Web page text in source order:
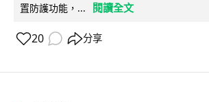
置防護功能，...
閱讀全文
20 分享